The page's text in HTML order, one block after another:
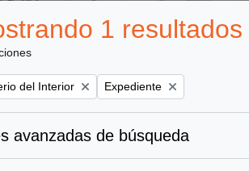
1 resultados
del Interior Remove filter:
Expediente
avanzadas de búsqueda